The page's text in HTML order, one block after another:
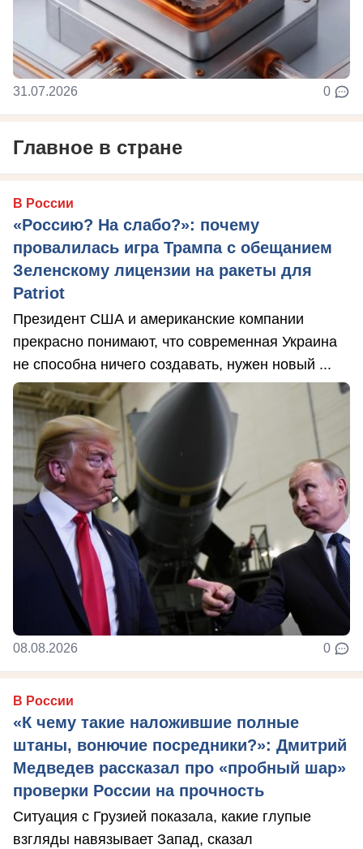
31.07.2026 0
Главное в стране
В России
«Россию? На слабо?»: почему
провалилась игра Трампа с обещанием
Зеленскому лицензии на ракеты для
Patriot
Президент США и американские компании
прекрасно понимают, что современная Украина
не способна ничего создавать, нужен новый ...
08.08.2026 0
В России
«К чему такие наложившие полные
штаны, вонючие посредники?»: Дмитрий
Медведев рассказал про «пробный шар»
проверки России на прочность
Ситуация с Грузией показала, какие глупые
взгляды навязывает Запад, сказал